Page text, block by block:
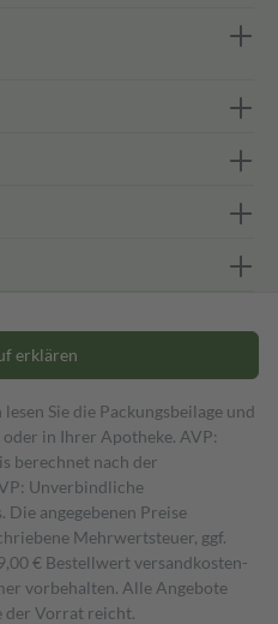
erklären
Sie die Packungsbeilage und
in Ihrer Apotheke. AVP:
berechnet nach der
Unverbindliche
angegebenen Preise
Mehrwertsteuer, ggf.
€ Bestell­wert versand­kosten­
vorbehalten. Alle Angebote
der Vorrat reicht.